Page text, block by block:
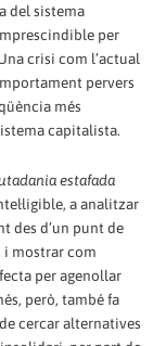
del sistema
per
crisi com l’actual
pervers
més
capitalista.
estafada
a analitzar
des d’un punt de
i mostrar com
per agenollar
però, també fa
cercar alternatives